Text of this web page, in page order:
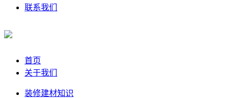
联系我们
首页
关于我们
装修建材知识